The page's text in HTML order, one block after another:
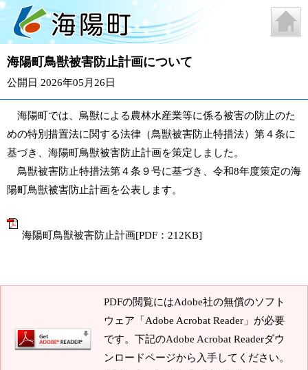
海陽町鳥獣被害防止計画について
公開日 2026年05月26日
海陽町では、鳥獣による農林水産業等に係る被害の防止のた
めの特別措置法に関する法律（鳥獣被害防止特措法）第４条に
基づき、海陽町鳥獣被害防止計画を策定しました。
鳥獣被害防止特措法第４条９号に基づき、令和8年度策定の海
陽町鳥獣被害防止計画を公表します。
海陽町鳥獣被害防止計画[PDF：212KB]
PDFの閲覧にはAdobe社の無償のソフト
ウェア「Adobe Acrobat Reader」が必要
です。下記のAdobe Acrobat Readerダウ
ンロードページから入手してください。